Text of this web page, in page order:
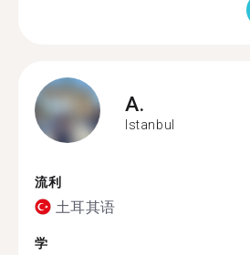
A.
Istanbul
流利
土耳其语
学